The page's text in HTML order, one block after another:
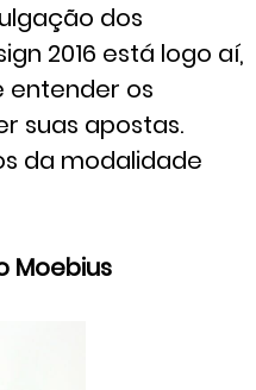
dos
2016 está logo aí,
entender os
suas apostas.
da modalidade
Moebius